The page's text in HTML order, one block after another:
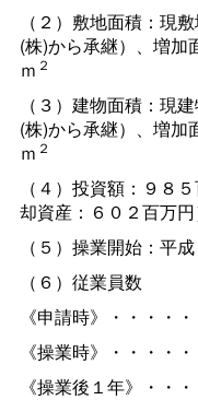
（２）敷地面積：現
(株)から承継）、増加
ｍ ２
（３）建物面積：現
(株)から承継）、増加
ｍ ２
（４）投資額：９８
却資産：６０２百万円
（５）操業開始：平
（６）従業員数
《申請時》・・・・
《操業時》・・・・
《操業後１年》・・